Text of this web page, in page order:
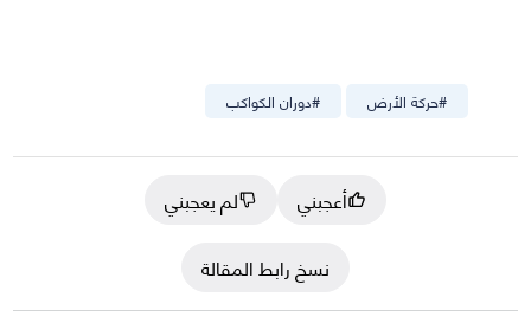
#دوران الكواكب #حركة الأرض
أعجبني
لم يعجبني
نسخ رابط المقالة